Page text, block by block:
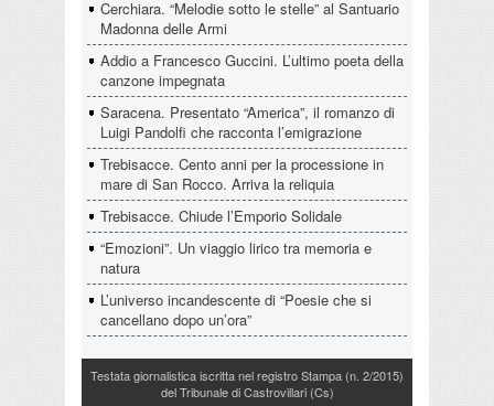
Cerchiara. “Melodie sotto le stelle” al Santuario
Madonna delle Armi
Addio a Francesco Guccini. L’ultimo poeta della
canzone impegnata
Saracena. Presentato “America”, il romanzo di
Luigi Pandolfi che racconta l’emigrazione
Trebisacce. Cento anni per la processione in
mare di San Rocco. Arriva la reliquia
Trebisacce. Chiude l’Emporio Solidale
“Emozioni”. Un viaggio lirico tra memoria e
natura
L’universo incandescente di “Poesie che si
cancellano dopo un’ora”
Testata giornalistica iscritta nel registro Stampa (n. 2/2015)
del Tribunale di Castrovillari (Cs)